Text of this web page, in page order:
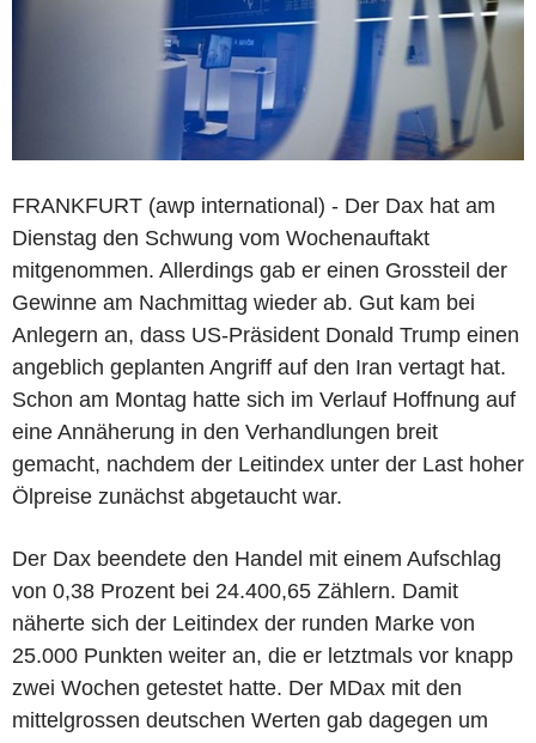
FRANKFURT (awp international) - Der Dax hat am
Dienstag den Schwung vom Wochenauftakt
mitgenommen. Allerdings gab er einen Grossteil der
Gewinne am Nachmittag wieder ab. Gut kam bei
Anlegern an, dass US-Präsident Donald Trump einen
angeblich geplanten Angriff auf den Iran vertagt hat.
Schon am Montag hatte sich im Verlauf Hoffnung auf
eine Annäherung in den Verhandlungen breit
gemacht, nachdem der Leitindex unter der Last hoher
Ölpreise zunächst abgetaucht war.
Der Dax beendete den Handel mit einem Aufschlag
von 0,38 Prozent bei 24.400,65 Zählern. Damit
näherte sich der Leitindex der runden Marke von
25.000 Punkten weiter an, die er letztmals vor knapp
zwei Wochen getestet hatte. Der MDax mit den
mittelgrossen deutschen Werten gab dagegen um